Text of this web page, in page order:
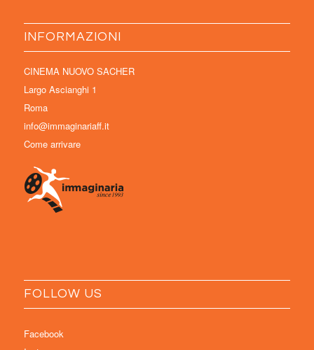
INFORMAZIONI
CINEMA NUOVO SACHER
Largo Ascianghi 1
Roma
info@immaginariaff.it
Come arrivare
FOLLOW US
Facebook